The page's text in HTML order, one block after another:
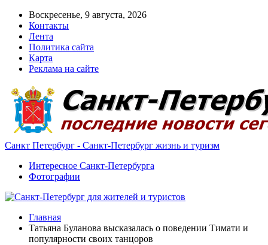
Воскресенье, 9 августа, 2026
Контакты
Лента
Политика сайта
Карта
Реклама на сайте
Санкт Петербург - Санкт-Петербург жизнь и туризм
Интересное Санкт-Петербурга
Фотографии
Главная
Татьяна Буланова высказалась о поведении Тимати и
популярности своих танцоров